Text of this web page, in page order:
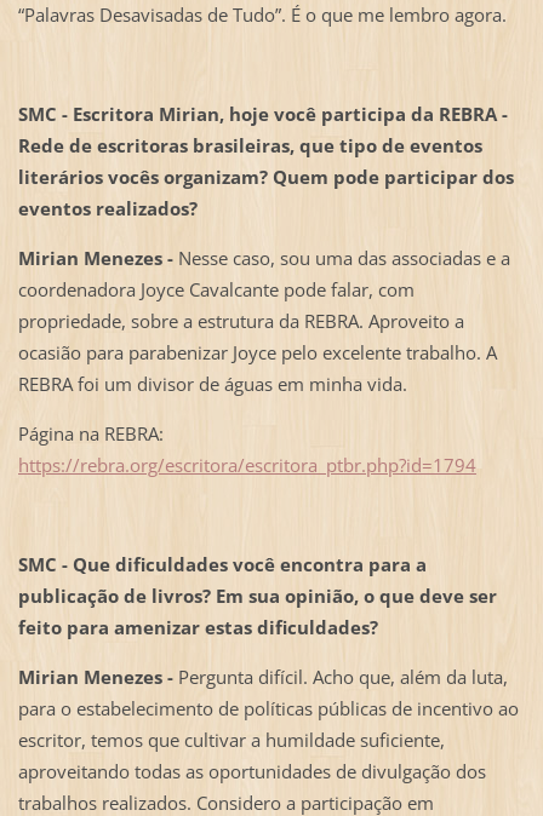
“Palavras Desavisadas de Tudo”. É o que me lembro agora.
SMC - Escritora Mirian, hoje você participa da REBRA -
Rede de escritoras brasileiras, que tipo de eventos
literários vocês organizam? Quem pode participar dos
eventos realizados?
Mirian Menezes -Nesse caso, sou uma das associadas e a
coordenadora Joyce Cavalcante pode falar, com
propriedade, sobre a estrutura da REBRA. Aproveito a
ocasião para parabenizar Joyce pelo excelente trabalho. A
REBRA foi um divisor de águas em minha vida.
Página na REBRA:
https://rebra.org/escritora/escritora_ptbr.php?id=1794
SMC - Que dificuldades você encontra para a
publicação de livros? Em sua opinião, o que deve ser
feito para amenizar estas dificuldades?
Mirian Menezes -Pergunta difícil. Acho que, além da luta,
para o estabelecimento de políticas públicas de incentivo ao
escritor, temos que cultivar a humildade suficiente,
aproveitando todas as oportunidades de divulgação dos
trabalhos realizados. Considero a participação em